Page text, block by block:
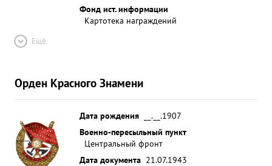
Фонд ист. информации
Картотека награждений
Ещё
Орден Красного Знамени
Дата рождения
__.__.1907
Военно-пересыльный пункт
Центральный фронт
Дата документа 21.07.1943